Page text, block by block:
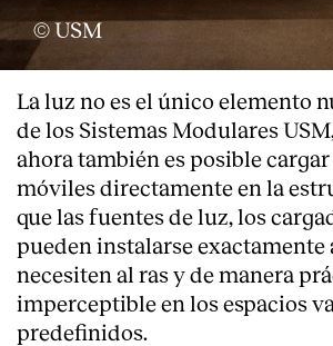
© USM
La luz no es el único elemento
de los Sistemas Modulares
ahora también es posible
móviles directamente en la
que las fuentes de luz, los
pueden instalarse exactamente
necesiten al ras y de manera
imperceptible en los espacios
predefinidos.